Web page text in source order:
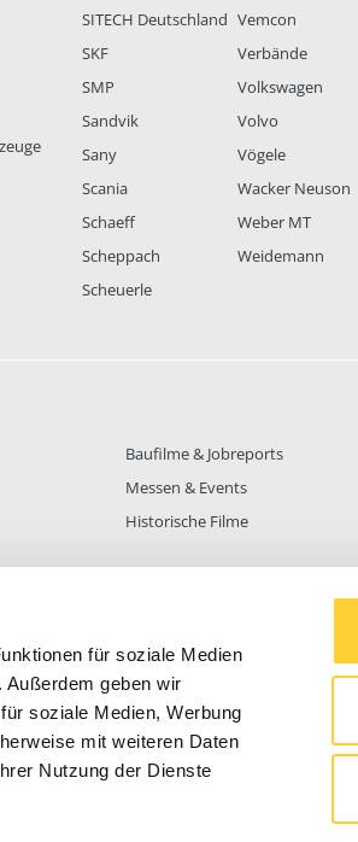
für soziale Medien
geben wir
soziale Medien, Werbung
mit weiteren Daten
Nutzung der Dienste
SITECH Deutschland
SKF
SMP
Sandvik
Sany
Scania
Schaeff
Scheppach
Scheuerle
Vemcon
Verbände
Volkswagen
Volvo
Vögele
Wacker Neuson
Weber MT
Weidemann
Baufilme & Jobreports
Messen & Events
Historische Filme
ALLE THEMEN